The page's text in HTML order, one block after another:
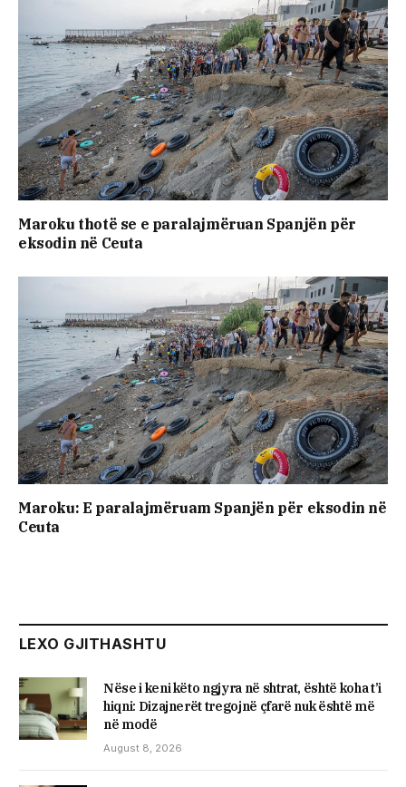
Maroku thotë se e paralajmëruan Spanjën për
eksodin në Ceuta
Maroku: E paralajmëruam Spanjën për eksodin në
Ceuta
LEXO GJITHASHTU
Nëse i keni këto ngjyra në shtrat, është koha t’i
hiqni: Dizajnerët tregojnë çfarë nuk është më
në modë
August 8, 2026